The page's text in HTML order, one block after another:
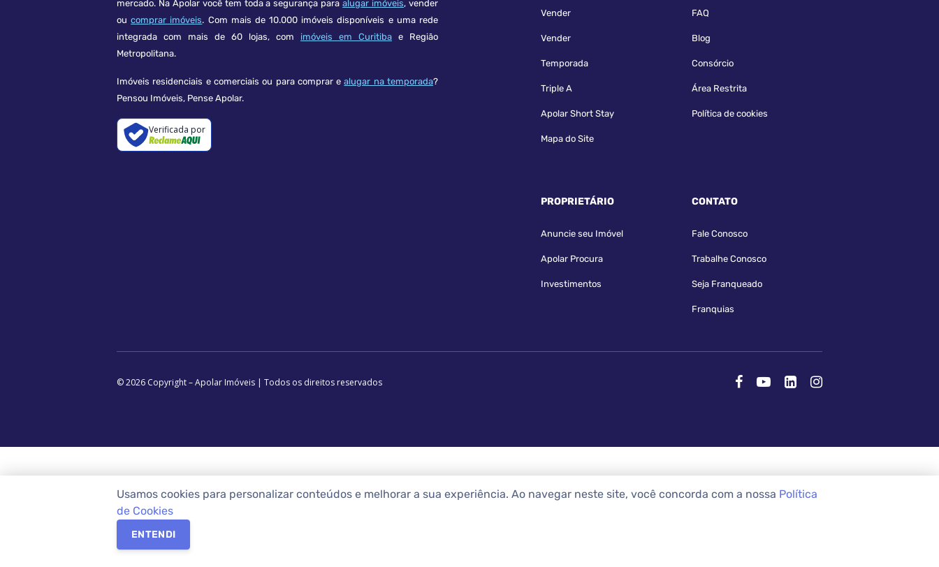
mercado. Na Apolar você tem toda a segurança paraalugar imóveis, vender
oucomprar imóveis. Com mais de 10.000 imóveis disponíveis e uma rede
integrada com mais de 60 lojas, com imóveis em Curitiba e Região
Metropolitana.
Imóveis residenciais e comerciais ou para comprar ealugar na temporada?
Pensou Imóveis, Pense Apolar.
Verificada por
Vender
Vender
Temporada
Triple A
Apolar Short Stay
Mapa do Site
FAQ
Blog
Consórcio
Área Restrita
Política de cookies
PROPRIETÁRIO
Anuncie seu Imóvel
Apolar Procura
Investimentos
CONTATO
Fale Conosco
Trabalhe Conosco
Seja Franqueado
Franquias
© 2026 Copyright – Apolar Imóveis | Todos os direitos reservados
Usamos cookies para personalizar conteúdos e melhorar a sua experiência. Ao navegar neste site, você concorda com a nossa Política
de Cookies
ENTENDI